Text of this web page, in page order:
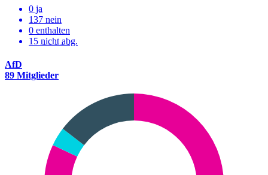
0 ja
137 nein
0 enthalten
15 nicht abg.
AfD
89 Mitglieder